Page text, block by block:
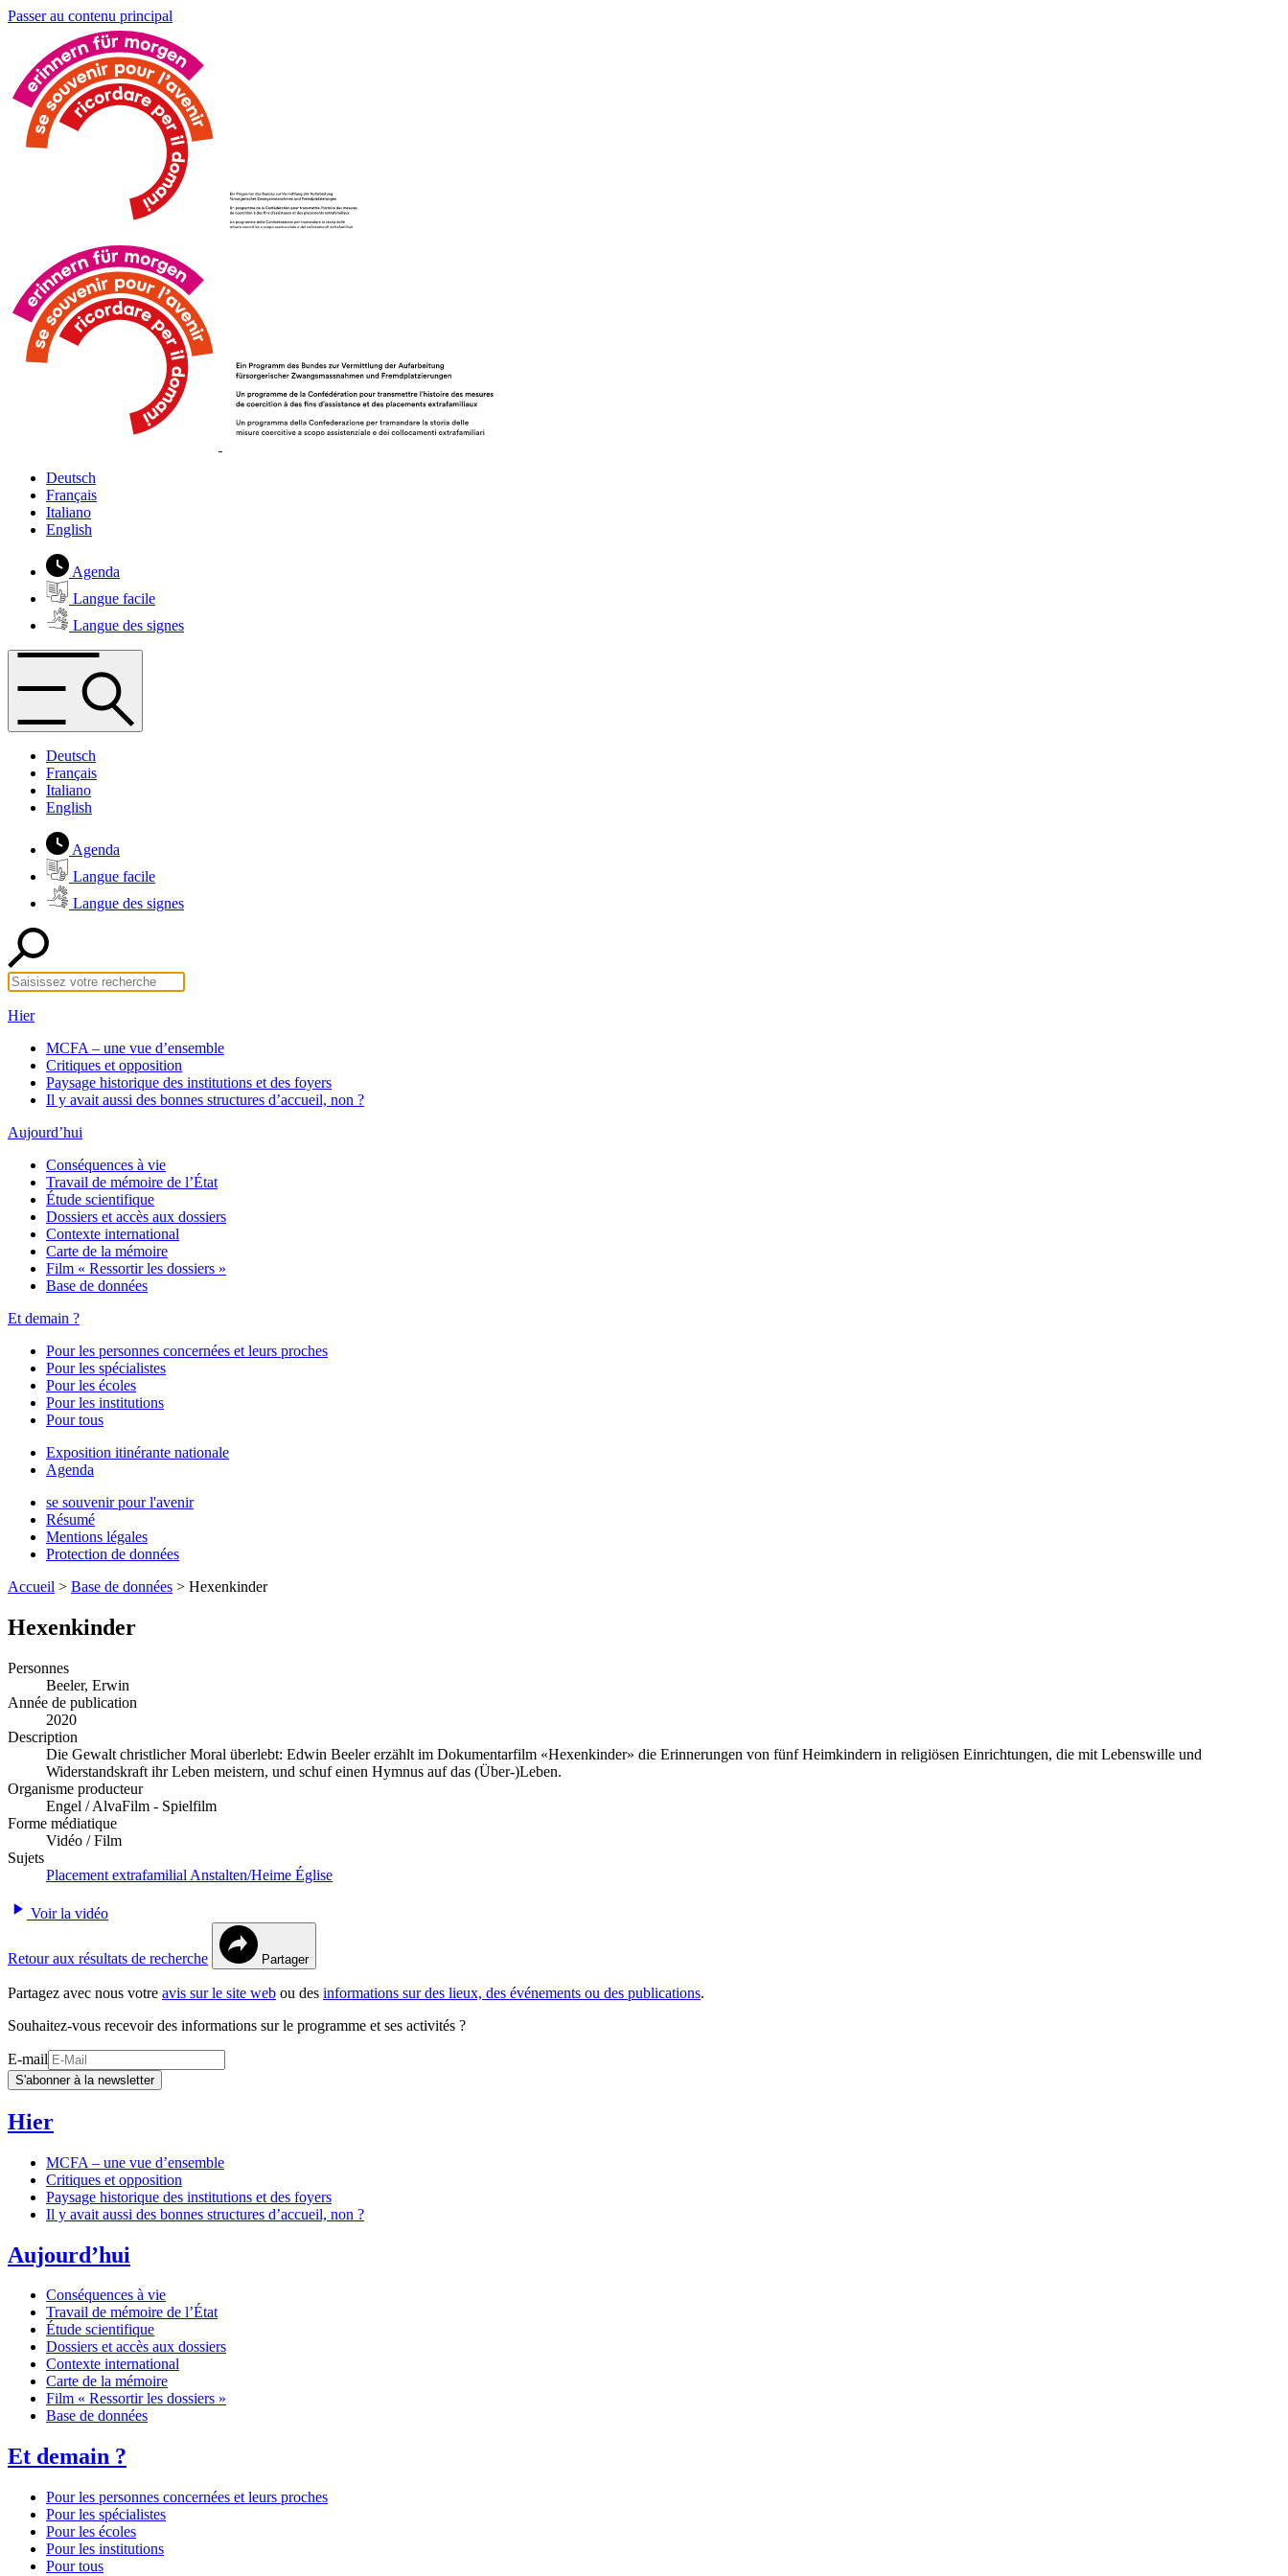
Passer au contenu principal
Deutsch
Français
Italiano
English
Agenda
Langue facile
Langue des signes
Deutsch
Français
Italiano
English
Agenda
Langue facile
Langue des signes
Hier
MCFA – une vue d’ensemble
Critiques et opposition
Paysage historique des institutions et des foyers
Il y avait aussi des bonnes structures d’accueil, non ?
Aujourd’hui
Conséquences à vie
Travail de mémoire de l’État
Étude scientifique
Dossiers et accès aux dossiers
Contexte international
Carte de la mémoire
Film « Ressortir les dossiers »
Base de données
Et demain ?
Pour les personnes concernées et leurs proches
Pour les spécialistes
Pour les écoles
Pour les institutions
Pour tous
Exposition itinérante nationale
Agenda
se souvenir pour l'avenir
Résumé
Mentions légales
Protection de données
Accueil > Base de données > Hexenkinder
Hexenkinder
Personnes
Beeler, Erwin
Année de publication
2020
Description
Die Gewalt christlicher Moral überlebt: Edwin Beeler erzählt im Dokumentarfilm «Hexenkinder» die Erinnerungen von fünf Heimkindern in religiösen Einrichtungen, die mit Lebenswille und
Widerstandskraft ihr Leben meistern, und schuf einen Hymnus auf das (Über-)Leben.
Organisme producteur
Engel / AlvaFilm - Spielfilm
Forme médiatique
Vidéo / Film
Sujets
Placement extrafamilial Anstalten/Heime Église
Voir la vidéo
Retour aux résultats de recherche Partager
Partagez avec nous votre avis sur le site web ou des informations sur des lieux, des événements ou des publications.
Souhaitez-vous recevoir des informations sur le programme et ses activités ?
E-mail
S'abonner à la newsletter
Hier
MCFA – une vue d’ensemble
Critiques et opposition
Paysage historique des institutions et des foyers
Il y avait aussi des bonnes structures d’accueil, non ?
Aujourd’hui
Conséquences à vie
Travail de mémoire de l’État
Étude scientifique
Dossiers et accès aux dossiers
Contexte international
Carte de la mémoire
Film « Ressortir les dossiers »
Base de données
Et demain ?
Pour les personnes concernées et leurs proches
Pour les spécialistes
Pour les écoles
Pour les institutions
Pour tous